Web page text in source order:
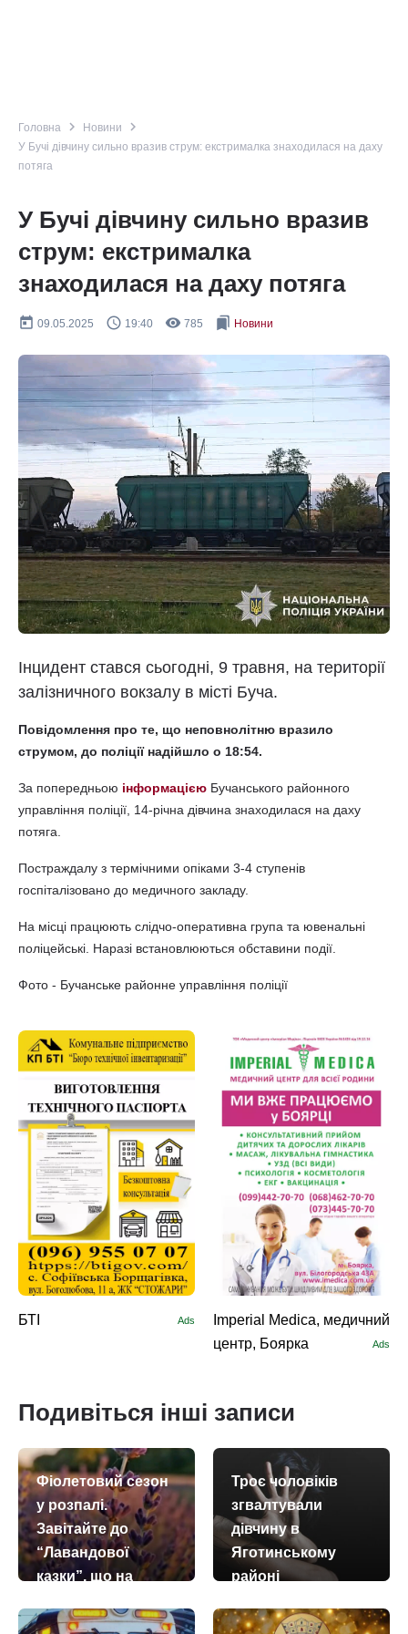
Головна navigate_next Новини navigate_next
У Бучі дівчину сильно вразив струм: екстрималка знаходилася на даху
потяга
У Бучі дівчину сильно вразив
струм: екстрималка
знаходилася на даху потяга
today 09.05.2025 query_builder 19:40 remove_red_eye 785 bookmarks Новини
Інцидент стався сьогодні, 9 травня, на території
залізничного вокзалу в місті Буча.
Повідомлення про те, що неповнолітню вразило
струмом, до поліції надійшло о 18:54.
За попередньою інформацією Бучанського районного
управління поліції, 14-річна дівчина знаходилася на даху
потяга.
Постраждалу з термічними опіками 3-4 ступенів
госпіталізовано до медичного закладу.
На місці працюють слідчо-оперативна група та ювенальні
поліцейські. Наразі встановлюються обставини події.
Фото - Бучанське районне управління поліції
БТІ Ads
Imperial Medica, медичний
центр, Боярка
Ads
Подивіться інші записи
Фіолетовий сезон
у розпалі.
Завітайте до
“Лавандової
казки”, що на
today08.07.2026 remove_red_eye 167
Троє чоловіків
згвалтували
дівчину в
Яготинському
районі